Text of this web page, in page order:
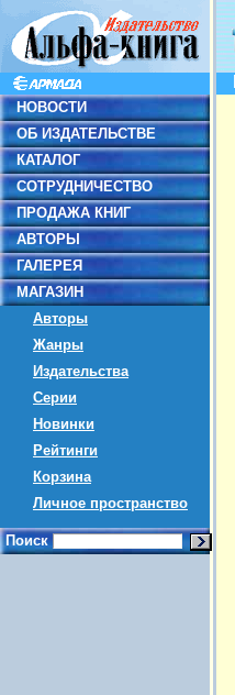
НОВОСТИ
ОБ ИЗДАТЕЛЬСТВЕ
КАТАЛОГ
СОТРУДНИЧЕСТВО
ПРОДАЖА КНИГ
АВТОРЫ
ГАЛЕРЕЯ
МАГАЗИН
Авторы
Жанры
Издательства
Серии
Новинки
Рейтинги
Корзина
Личное пространство
Поиск